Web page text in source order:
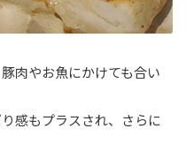
肉やお魚にかけても合い
感もプラスされ、さらに